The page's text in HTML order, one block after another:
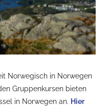
Norwegisch in Norwegen
Gruppenkursen bieten
in Norwegen an. Hier